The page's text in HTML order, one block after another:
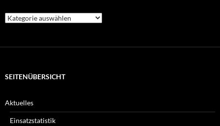
Welche
Beiträge
SEITENÜBERSICHT
Aktuelles
Einsatzstatistik